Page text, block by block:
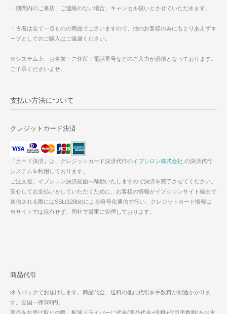
・期間内のご来店、ご連絡のない場合、キャンセル扱いとさせていただきます。
・古着は全て一点ものの商品でございますので、他のお客様の為にもとりあえずキ
ープとしてのご購入はご遠慮ください。
※システム上、お名前・ご住所・電話番号などのご入力が必須となっております。
ご了承くださいませ。
支払い方法について
クレジットカード決済
『カード決済』は、クレジットカード決済代行のイプシロン株式会社 の決済代行
システムを利用しております。
ご注文後、イプシロン決済画面へ移動いたしますので決済を完了させてください。
安心してお支払いをしていただくために、お客様の情報がイプシロンサイト経由で
送信される際にはSSL(128bit)による暗号化通信で行い、クレジットカード情報は
当サイトでは保有せず、同社で厳重に管理しております。
商品代引
ゆうパックでお届けします。商品代金、送料の他に代引き手数料が別途かかりま
す。全国一律300円。
商品をお受け取りの際、配達ドライバーに代金(商品代金+送料+代引手数料)をお支